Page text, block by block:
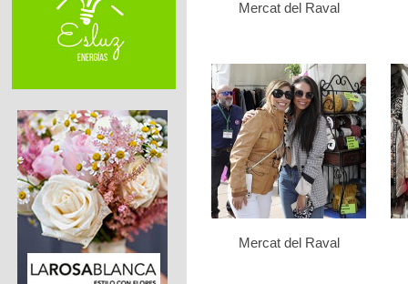
Mercat del Raval
Mercat del Raval